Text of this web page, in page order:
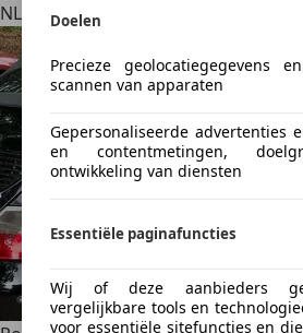
NL 1985HCDriehuis
Doelen
Precieze geolocatiegegevens
scannen van apparaten
Gepersonaliseerde advertenties
en contentmetingen,
ontwikkeling van diensten
Essentiële paginafuncties
Wij of deze aanbieders
vergelijkbare tools en
voor essentiële sitefuncties en